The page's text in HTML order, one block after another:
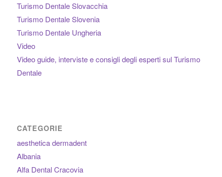
Turismo Dentale Slovacchia
Turismo Dentale Slovenia
Turismo Dentale Ungheria
Video
Video guide, interviste e consigli degli esperti sul Turismo
Dentale
CATEGORIE
aesthetica dermadent
Albania
Alfa Dental Cracovia